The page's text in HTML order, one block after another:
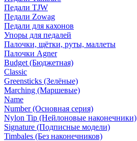
Педали TJW
Педали Zowag
Педали для кахонов
Упоры для педалей
Палочки, щётки, руты, маллеты
Палочки Agner
Budget (Бюджетная)
Classic
Greensticks (Зелёные)
Marching (Маршевые)
Name
Number (Основная серия)
Nylon Tip (Нейлоновые наконечники)
Signature (Подписные модели)
Timbales (Без наконечников)